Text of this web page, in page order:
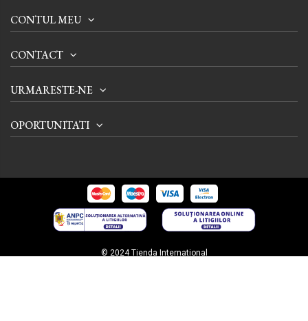
CONTUL MEU
CONTACT
URMARESTE-NE
OPORTUNITATI
© 2024 Tienda International